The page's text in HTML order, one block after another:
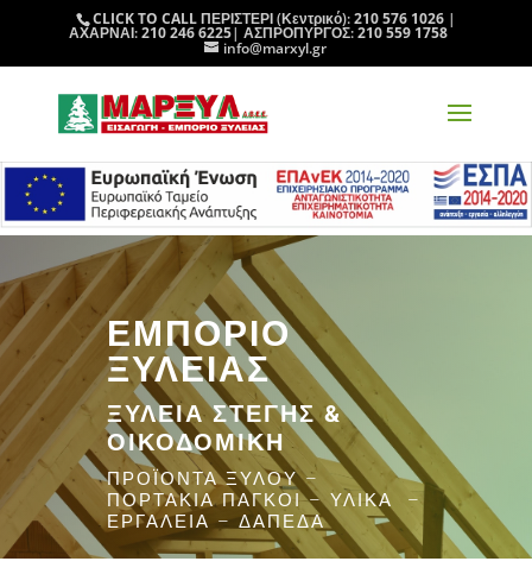
CLICK TO CALLΠΕΡΙΣΤΕΡΙ (Κεντρικό):210 576 1026|
ΑΧΑΡΝΑΙ:210 246 6225| ΑΣΠΡΟΠΥΡΓΟΣ:210 559 1758
info@marxyl.gr
ΕΜΠΟΡΙΟ
ΞΥΛΕΙΑΣ
ΞΥΛΕΙΑ ΣΤΕΓΗΣ &
ΟΙΚΟΔΟΜΙΚΗ
ΠΡΟΪΟΝΤΑ ΞΥΛΟΥ –
ΠΟΡΤΑΚΙΑ ΠΑΓΚΟΙ – ΥΛΙΚΑ –
ΕΡΓΑΛΕΙΑ – ΔΑΠΕΔΑ